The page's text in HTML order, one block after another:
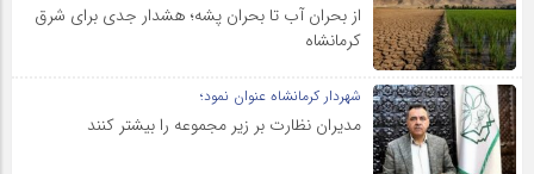
از بحران آب تا بحران پشه؛ هشدار جدی برای شرق
کرمانشاه
شهردار کرمانشاه عنوان نمود؛
مدیران نظارت بر زیر مجموعه را بیشتر کنند